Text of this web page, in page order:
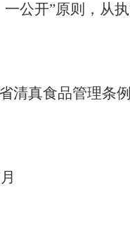
一公开”原则，从
清真食品管理条